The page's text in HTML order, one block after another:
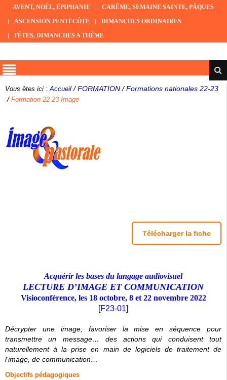
AVENT, NOËL, ÉPIPHANIE
CARÊME, SEMAINE SAINTE, PÂQUES
ASCENSION PENTECÔTE
DIMANCHES ORDINAIRES
FÊTES, DIMANCHES A THÈME
Vous êtes ici : Accueil /FORMATION/Formations nationales 22-23
/ Formation 22-23 Image
Télécharger la fiche
Acquérir les bases du langage audiovisuel
LECTURE D’IMAGE ET COMMUNICATION
Visioconférence, les 18 octobre, 8 et 22 novembre 2022
[F23-01]
Décrypter une image, favoriser la mise en séquence pour
transmettre un message… des actions qui conduisent tout
naturellement à la prise en main de logiciels de traitement de
l’image, de communication…
Objectifs pédagogiques